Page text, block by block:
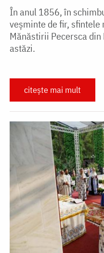
În anul 1856, în
veșminte de fir, sfintele
Mănăstirii Pecersca din
astăzi.
citește mai mult